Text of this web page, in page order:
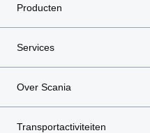
Producten
Services
Over Scania
Transportactiviteiten